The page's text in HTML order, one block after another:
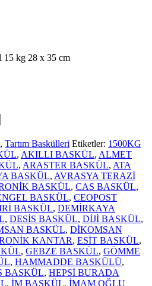
15 kg 28 x 35 cm
, Tartım Baskülleri Etiketler: 1500KG
, AKILLI BASKÜL, ALMET
, ARASTER BASKÜL, ATA
BASKÜL, AVRASYA TERAZİ
BASKÜL, CAS BASKÜL,
BASKÜL, CEOPOST
BASKÜL, DEMİRKAYA
, DESİS BASKÜL, DİJİ BASKÜL,
BASKÜL, DİKOMSAN
KANTAR, ESİT BASKÜL,
, GEBZE BASKÜL, GÖMME
, HAMMADDE BASKÜLÜ,
BASKÜL, HEPSİ BURADA
, İM BASKÜL, İMAM OĞLU